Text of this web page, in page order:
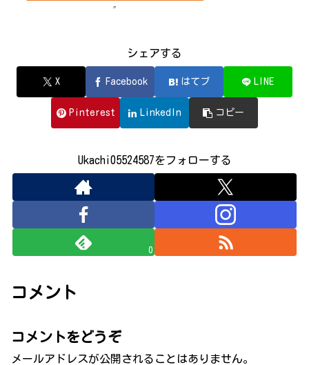
シェアする
X Facebook はてブ LINE
Pinterest LinkedIn コピー
Ukachi05524587をフォローする
0
コメント
コメントをどうぞ
メールアドレスが公開されることはありません。